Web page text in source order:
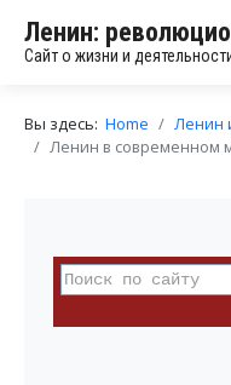
Ленин:
Сайт о жизни и
Вы здесь: Home
Ленин
Ленин в современном